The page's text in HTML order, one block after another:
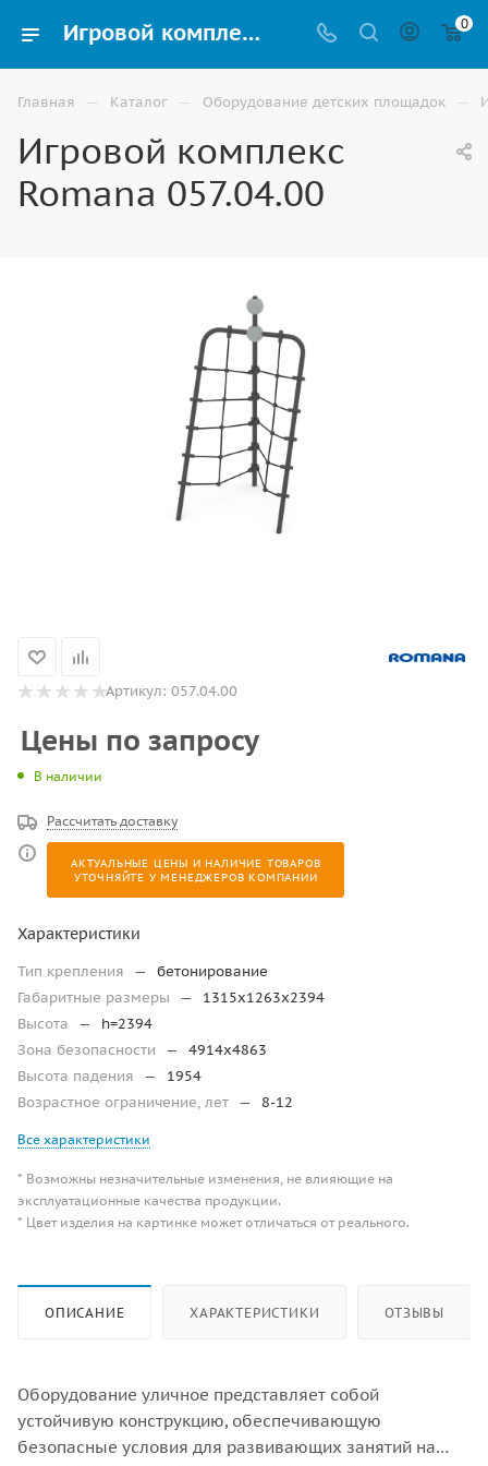
Игровой комплекс Romana 057.04.00 купить для улицы в Астрахани 0
Главная — Каталог — Оборудование детских площадок —
Игровой комплекс
Romana 057.04.00
Артикул: 057.04.00
Цены по запросу
В наличии
Рассчитать доставку
АКТУАЛЬНЫЕ ЦЕНЫ И НАЛИЧИЕ ТОВАРОВ
УТОЧНЯЙТЕ У МЕНЕДЖЕРОВ КОМПАНИИ
Характеристики
Тип крепления —
бетонирование
Габаритные размеры
—
1315х1263х2394
Высота
—
h=2394
Зона безопасности
—
4914х4863
Высота падения
—
1954
Возрастное ограничение, лет — 8-12
Все характеристики
* Возможны незначительные изменения, не влияющие на
эксплуатационные качества продукции.
* Цвет изделия на картинке может отличаться от реального.
ОПИСАНИЕ ХАРАКТЕРИСТИКИ ОТЗЫВЫ
Оборудование уличное представляет собой
устойчивую конструкцию, обеспечивающую
безопасные условия для развивающих занятий на